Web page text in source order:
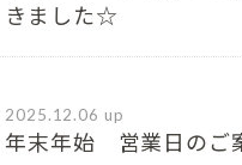
きました☆
2025.12.06 up
年末年始 営業日のご